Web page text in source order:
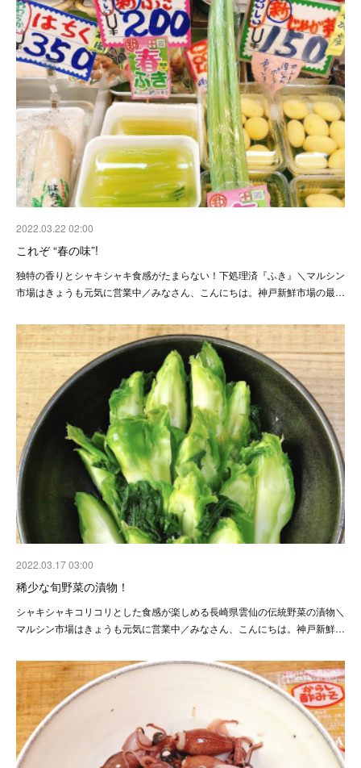
2022.03.22 02:00
これぞ “春の味”!
独特の香りとシャキシャキ食感がたまらない！下処理済『ふき』＼マルシン
市場はきょうも元気に営業中／みなさん、こんにちは。神戸新鮮市場の最…
2022.03.17 03:00
稀少な旬野菜の漬物！
シャキシャキコリコリとした食感が楽しめる長崎県雲仙の伝統野菜の漬物＼
マルシン市場はきょうも元気に営業中／みなさん、こんにちは。神戸新鮮…